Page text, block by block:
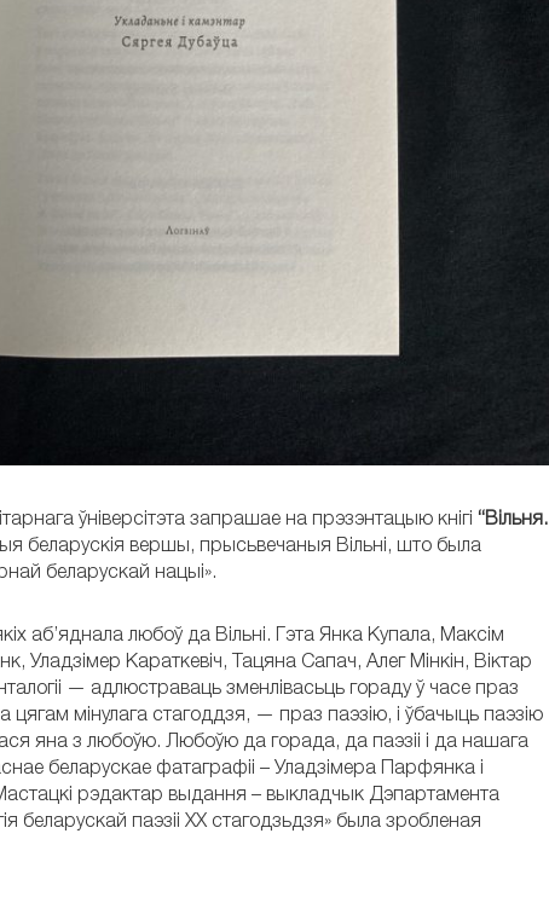
ўніверсітэта запрашае на прэзэнтацыю кнігі “Вільня.
беларускія вершы, прысьвечаныя Вільні, што была
беларускай нацыі».
аб’яднала любоў да Вільні. Гэта Янка Купала, Максім
Уладзімер Караткевіч, Тацяна Сапач, Алег Мінкін, Віктар
— адлюстраваць зменлівасьць гораду ў часе праз
цягам мінулага стагоддзя, — праз паэзію, і ўбачыць паэзію
яна з любоўю. Любоўю да горада, да паэзіі і да нашага
беларускае фатаграфіі – Уладзімера Парфянка і
рэдактар выдання – выкладчык Дэпартамента
беларускай паэзіі ХХ стагодзьдзя» была зробленая